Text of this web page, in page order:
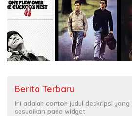
Berita Terbaru
Ini adalah contoh judul deskripsi yang
sesuaikan pada widget